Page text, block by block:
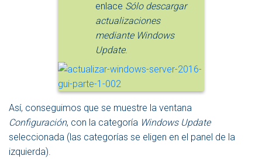
enlace Sólo descargar
actualizaciones
mediante Windows
Update.
Así, conseguimos que se muestre la ventana
Configuración, con la categoría Windows Update
seleccionada (las categorías se eligen en el panel de la
izquierda).